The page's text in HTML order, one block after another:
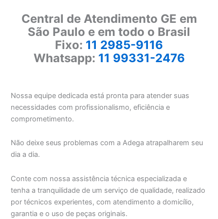
Central de Atendimento GE em
São Paulo e em todo o Brasil
Fixo: 11 2985-9116
Whatsapp: 11 99331-2476
Nossa equipe dedicada está pronta para atender suas
necessidades com profissionalismo, eficiência e
comprometimento.
Não deixe seus problemas com a Adega atrapalharem seu
dia a dia.
Conte com nossa assistência técnica especializada e
tenha a tranquilidade de um serviço de qualidade, realizado
por técnicos experientes, com atendimento a domicílio,
garantia e o uso de peças originais.